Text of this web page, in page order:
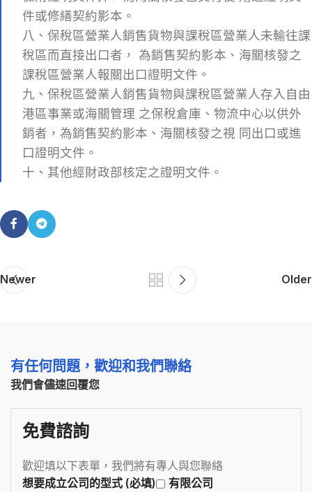
件或修繕契約影本。
八、保稅區營業人銷售貨物與課稅區營業人未輸往課
稅區而直接出口者， 為銷售契約影本、海關核發之
課稅區營業人報關出口證明文件。
九、保稅區營業人銷售貨物與課稅區營業人存入自由
港區事業或海關管理 之保稅倉庫、物流中心以供外
銷者，為銷售契約影本、海關核發之視 同出口或進
口證明文件。
十、其他經財政部核定之證明文件。
Newer Older
有任何問題，歡迎和我們聯絡
我們會儘速回覆您
免費諮詢
歡迎填以下表單，我們將有專人與您聯絡
想要成立公司的型式 (必填)
有限公司